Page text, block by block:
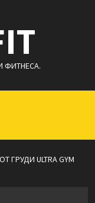
ФИТНЕСА.
ГРУДИ ULTRA GYM